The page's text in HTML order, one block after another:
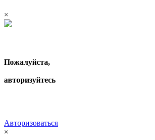
×
Пожалуйста,
авторизуйтесь
Авторизоваться
×